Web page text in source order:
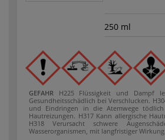
250 ml
GEFAHR H225 Flüssigkeit und Dampf
Gesundheitsschädlich bei Verschlucken.
und Eindringen in die Atemwege
Hautreizungen. H317 Kann allergische
H318 Verursacht schwere
Wasserorganismen, mit langfristiger Wirkung.